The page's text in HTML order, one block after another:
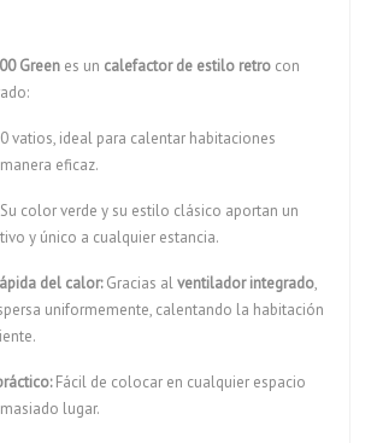
Green es un calefactor de estilo retro con
vatios, ideal para calentar habitaciones
eficaz.
color verde y su estilo clásico aportan un
y único a cualquier estancia.
del calor:Gracias alventilador integrado,
uniformemente, calentando la habitación
Fácil de colocar en cualquier espacio
lugar.